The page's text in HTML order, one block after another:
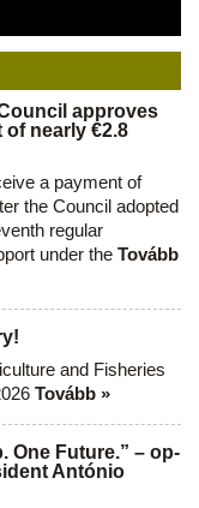
approves
nearly €2.8
a payment of
the Council adopted
regular
under the Tovább
and Fisheries
Tovább »
One Future.” – op-
António